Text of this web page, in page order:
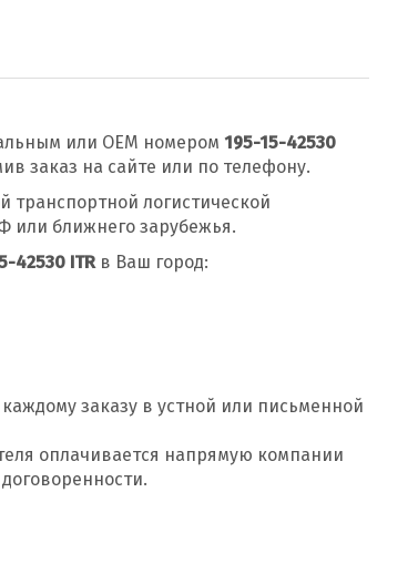
Допустимые форматы: .xls, .xlsx
или OEM номером 195-15-42530
заказ на сайте или по телефону.
транспортной логистической
или ближнего зарубежья.
42530 ITRв Ваш город:
заказу в устной или письменной
оплачивается напрямую компании